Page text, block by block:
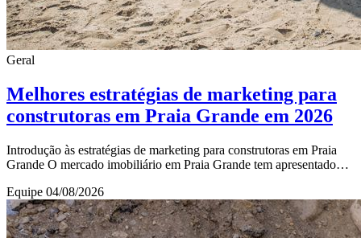
Geral
Melhores estratégias de marketing para
construtoras em Praia Grande em 2026
Introdução às estratégias de marketing para construtoras em Praia
Grande O mercado imobiliário em Praia Grande tem apresentado
Equipe 04/08/2026